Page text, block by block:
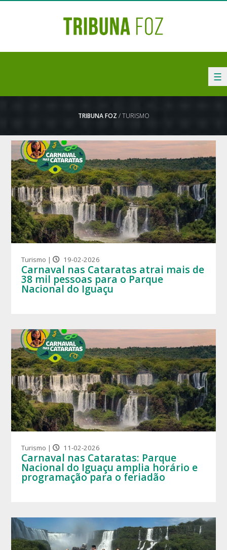
☰
TRIBUNA FOZ / TURISMO
Turismo | 19-02-2026
Carnaval nas Cataratas atrai mais de
38 mil pessoas para o Parque
Nacional do Iguaçu
Turismo | 11-02-2026
Carnaval nas Cataratas: Parque
Nacional do Iguaçu amplia horário e
programação para o feriadão